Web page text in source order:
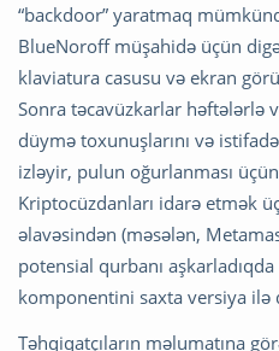
“backdoor” yaratmaq
BlueNoroff müşahidə üçün
klaviatura casusu və ekran
Sonra təcavüzkarlar həftələrlə
düymə toxunuşlarını və
izləyir, pulun oğurlanması
Kriptocüzdanları idarə etmək
əlavəsindən (məsələn,
potensial qurbanı
komponentini saxta versiya ilə
Təhqiqatçıların məlumatına